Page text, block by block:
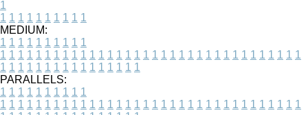
1
1 1 1 1 1 1 1 1 1 1
MEDIUM:
1 1 1 1 1 1 1 1 1 1
1 1 1 1 1 1 1 1 1 1 1 1 1 1 1 1 1 1 1 1 1 1 1 1 1 1 1 1 1 1 1 1 1 1
1 1 1 1 1 1 1 1 1 1 1 1 1 1 1 1
PARALLELS:
1 1 1 1 1 1 1 1 1 1
1 1 1 1 1 1 1 1 1 1 1 1 1 1 1 1 1 1 1 1 1 1 1 1 1 1 1 1 1 1 1 1 1 1